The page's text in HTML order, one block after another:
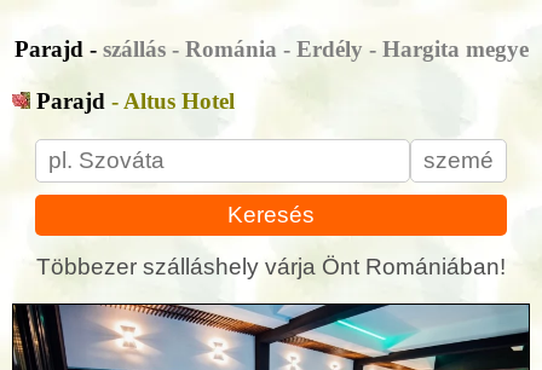
Parajd - szállás - Románia - Erdély - Hargita megye
Parajd - Altus Hotel
Keresés
Többezer szálláshely várja Önt Romániában!